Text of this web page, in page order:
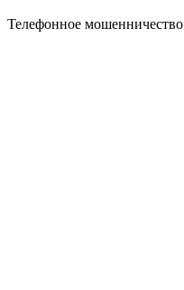
Телефонное мошенничество